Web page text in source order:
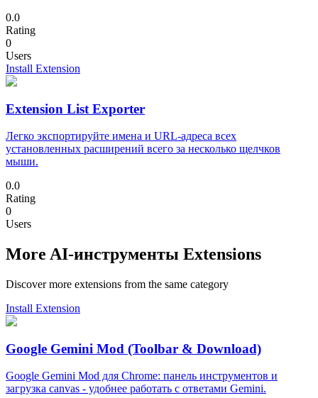
0.0
Rating
0
Users
Install Extension
Extension List Exporter
Легко экспортируйте имена и URL-адреса всех
установленных расширений всего за несколько щелчков
мыши.
0.0
Rating
0
Users
More AI-инструменты Extensions
Discover more extensions from the same category
Install Extension
Google Gemini Mod (Toolbar & Download)
Google Gemini Mod для Chrome: панель инструментов и
загрузка canvas - удобнее работать с ответами Gemini.